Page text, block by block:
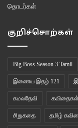
” தங்கமுலாம் பூசப்பட்ட
வாய்ப்பில்லை. அது
ஒரு அற்புதப் பொருள்.
இயக்கியிருக்கும்
அணிந்திருக்கும்போது
என்று அவர்
தொடர்கள்
குறிச்சொற்கள்
Big Boss Season 3 Tamil
இணைய இதழ் 121
கமலதேவி கவிதைகள்
சிறுகதை தமிழ்